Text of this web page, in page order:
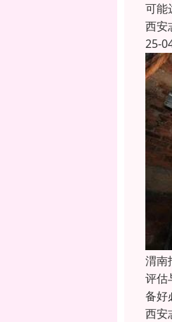
可能
西安
25-
渭南
评估
备好
西安